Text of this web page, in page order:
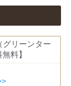
グリーンター
料】